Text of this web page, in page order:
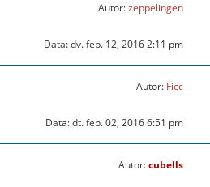
Autor:zeppelingen
Data: dv. feb. 12, 2016 2:11 pm
Autor: Ficc
Data: dt. feb. 02, 2016 6:51 pm
Autor:cubells